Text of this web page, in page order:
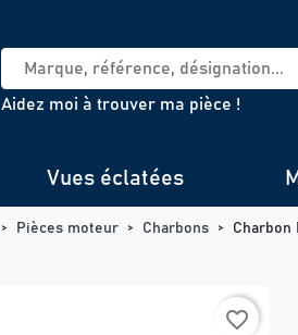
Aidez moi à trouver ma pièce !
Vues éclatées
Pièces moteur Charbons Charbon
favorite_border